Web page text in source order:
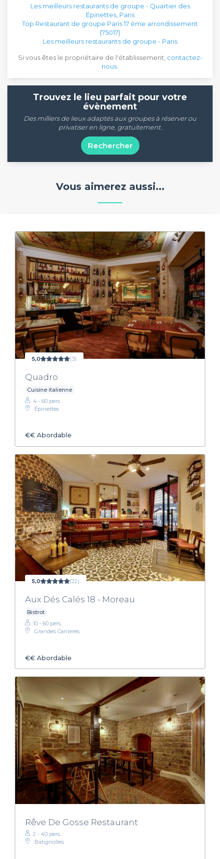
Les meilleurs restaurants de groupe - Quartier des
Épinettes, Paris
Top Restaurant de groupe Paris 17 ème arrondissement
(75017)
Les meilleurs restaurants de groupe - Paris
Si vous êtes le propriétaire de l'établissement, contactez-
nous
Trouvez le lieu parfait pour votre
évènement
Des milliers de lieux adaptés aux groupes à réserver ou
privatiser en ligne, gratuitement.
Rechercher
Vous aimerez aussi...
5,0 (3)
Quadro
Cuisine italienne
4 - 60 pers.
Épinettes
€€ Abordable
5,0 (22)
Aux Dés Calés 18 - Moreau
Bistrot
10 - 60 pers.
Grandes Carrieres
€€ Abordable
Rêve De Gosse Restaurant
2 - 40 pers.
Batignolles